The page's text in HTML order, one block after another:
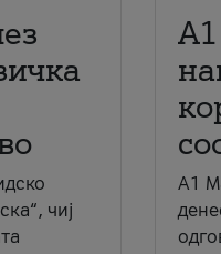
чиј
A1